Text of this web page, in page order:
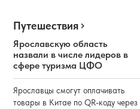
Путешествия
Ярославскую область
назвали в числе лидеров в
сфере туризма ЦФО
Ярославцы смогут оплачивать
товары в Китае по QR-коду через